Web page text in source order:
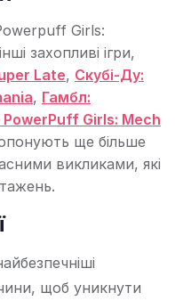
Girls:
захопливі ігри,
Late, Скубі-Ду:
, Гамбл:
PowerPuff Girls: Mech
ще більше
викликами, які
щоб уникнути